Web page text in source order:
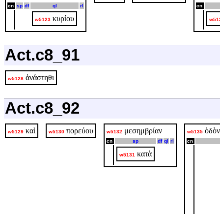
cn sp df ql rl
w5123 κυρίου
cn
Act.c8_91
w5128 ἀνάστηθι
Act.c8_92
w5129 καὶ w5130 πορεύου w5132 μεσημβρίαν
cn sp df ql rl
w5131 κατὰ
w5135 ὁδὸν
cn